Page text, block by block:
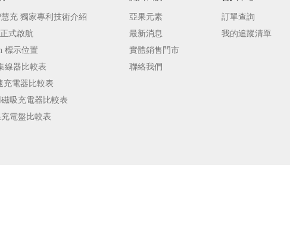
充 獨家專利技術介紹
式啟航
標示位置
線器比較表
充電器比較表
吸充電器比較表
電盤比較表
亞果元素
最新消息
實體銷售門市
聯絡我們
訂單查詢
我的追蹤清單